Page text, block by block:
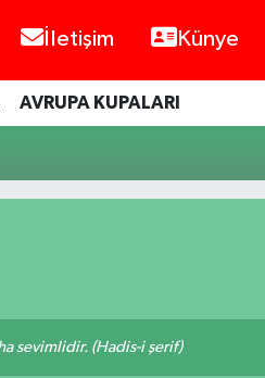
İletişim Künye
AVRUPA KUPALARI
sevimlidir. (Hadis-i şerif)